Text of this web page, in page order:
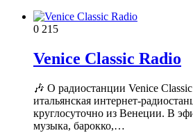
0 215
Venice Classic Radio
🎶 О радиостанции Venice
итальянская
круглосуточно из Венеции. В
музыка, барокко,…